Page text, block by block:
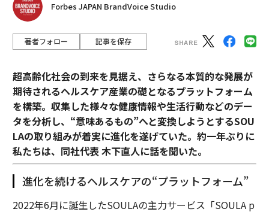
Forbes JAPAN BrandVoice Studio
著者フォロー 記事を保存
超高齢化社会の到来を見据え、さらなる本質的な発展が
期待されるヘルスケア産業の礎となるプラットフォーム
を構築。収集した様々な健康情報や生活行動などのデー
タを分析し、“意味あるもの”へと変換しようとするSOU
LAの取り組みが着実に進化を遂げていた。約一年ぶりに
私たちは、同社代表 木下直人に話を聞いた。
進化を続けるヘルスケアの“プラットフォーム”
2022年6月に誕生したSOULAの主力サービス「SOULA p